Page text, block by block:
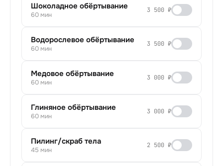
Шоколадное обёртывание
60 мин
3 500 ₽
Водорослевое обёртывание
60 мин
3 500 ₽
Медовое обёртывание
60 мин
3 000 ₽
Глиняное обёртывание
60 мин
3 000 ₽
Пилинг/скраб тела
45 мин
2 500 ₽